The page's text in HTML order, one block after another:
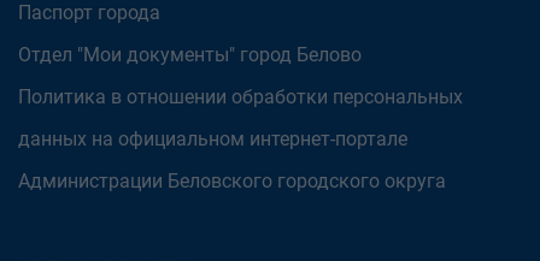
Паспорт города
Отдел "Мои документы" город Белово
Политика в отношении обработки персональных
данных на официальном интернет-портале
Администрации Беловского городского округа